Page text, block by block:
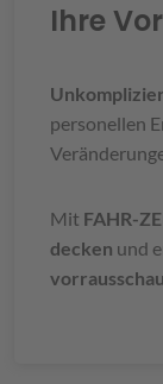
Ihre
personellen
Mit FAHR-
decken und